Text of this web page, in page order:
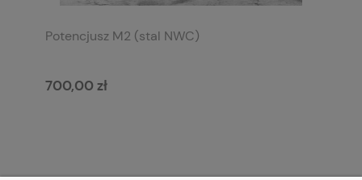
Potencjusz M2 (stal NWC)
700,00 zł